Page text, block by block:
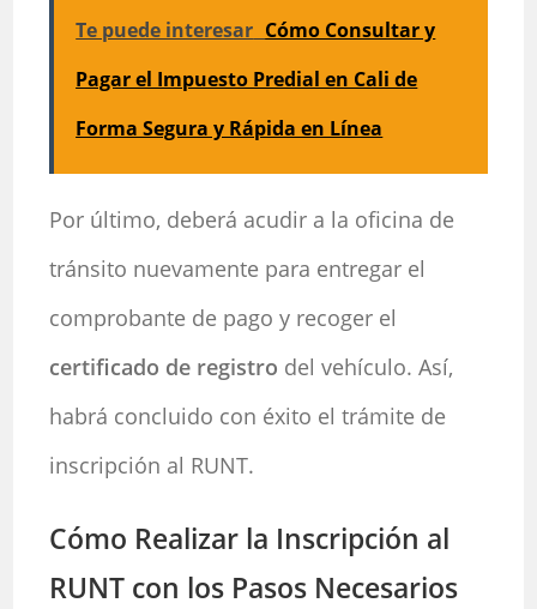
Te puede interesar Cómo Consultar y
Pagar el Impuesto Predial en Cali de
Forma Segura y Rápida en Línea
Por último, deberá acudir a la oficina de
tránsito nuevamente para entregar el
comprobante de pago y recoger el
certificado de registro del vehículo. Así,
habrá concluido con éxito el trámite de
inscripción al RUNT.
Cómo Realizar la Inscripción al
RUNT con los Pasos Necesarios